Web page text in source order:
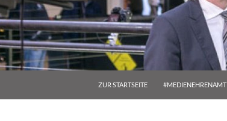
ZUR STARTSEITE #MEDIENEHRENAMT